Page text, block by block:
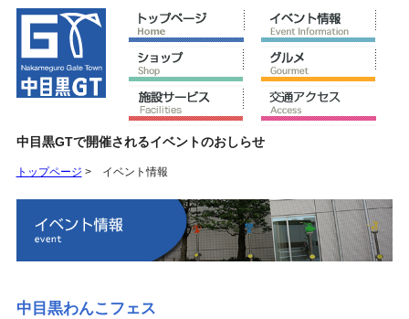
中目黒GTで開催されるイベントのおしらせ
トップページ > イベント情報
中目黒わんこフェス